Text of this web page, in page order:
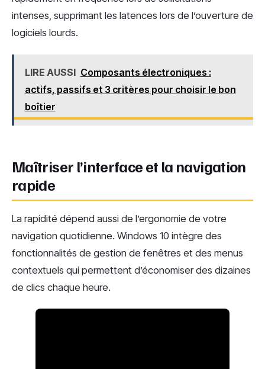
intenses, supprimant les latences lors de l’ouverture de
logiciels lourds.
LIRE AUSSI Composants électroniques :
actifs, passifs et 3 critères pour choisir le bon
boîtier
Maîtriser l’interface et la navigation
rapide
La rapidité dépend aussi de l’ergonomie de votre
navigation quotidienne. Windows 10 intègre des
fonctionnalités de gestion de fenêtres et des menus
contextuels qui permettent d’économiser des dizaines
de clics chaque heure.